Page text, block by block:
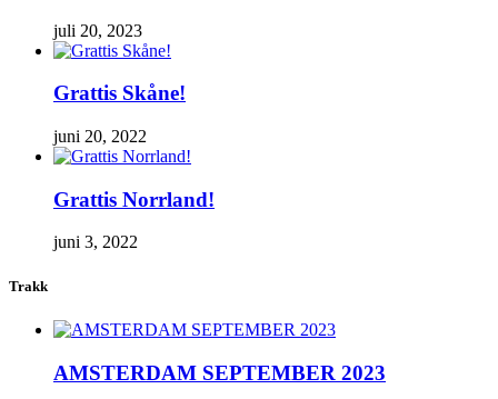
juli 20, 2023
Grattis Skåne!
juni 20, 2022
Grattis Norrland!
juni 3, 2022
Trakk
AMSTERDAM SEPTEMBER 2023